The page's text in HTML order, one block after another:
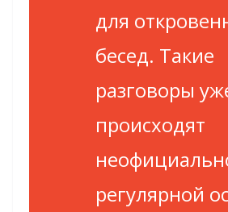
для
бесед. Такие
разговоры
происходят
регулярной